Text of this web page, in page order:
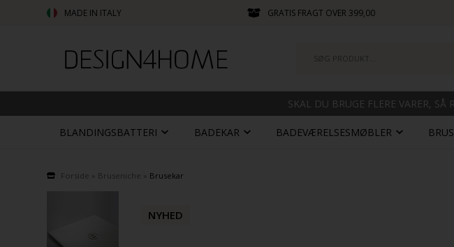
MADE IN ITALY GRATIS FRAGT OVER 399,00
SKAL DU BRUGE FLERE VARER,
BLANDINGSBATTERI BADEKAR BADEVÆRELSESMØBLER
Forside Bruseniche Brusekar
NYHED